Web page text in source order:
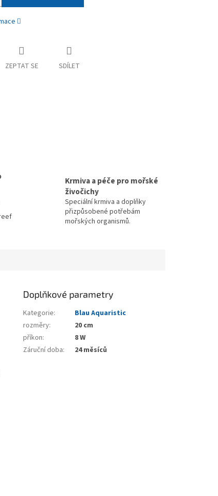
ZEPTAT SE SDÍLET
Krmiva a péče pro mořské
živočichy
Speciální krmiva a doplňky
přizpůsobené potřebám
mořských organismů.
Doplňkové parametry
Kategorie:
Blau Aquaristic
rozměry:
20 cm
příkon:
8 W
Záruční doba: 24 měsíců